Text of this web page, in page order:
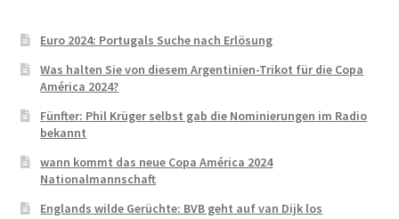
Euro 2024: Portugals Suche nach Erlösung
Was halten Sie von diesem Argentinien-Trikot für die Copa
América 2024?
Fünfter: Phil Krüger selbst gab die Nominierungen im Radio
bekannt
wann kommt das neue Copa América 2024
Nationalmannschaft
Englands wilde Gerüchte: BVB geht auf van Dijk los